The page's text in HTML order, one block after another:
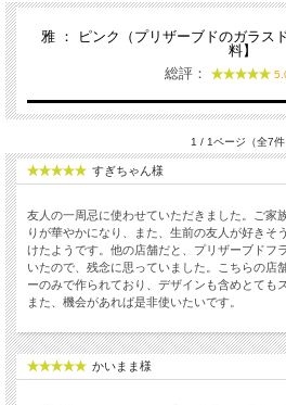
雅 ： ピンク（プリザーブドのガラス
料】
総評：
1 / 1ページ（全7件
すぎちゃん様
友人の一周忌に使わせていただきました。ご家
りが華やかになり、また、生前の友人が好きそ
けたようです。他の店舗だと、プリザーブドフ
いたので、残念に思っていました。こちらの店
ーのみで作られており、デザインも含めとても
また、機会があれば是非使いたいです。
かいまま様